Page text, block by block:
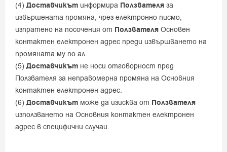
(4) Доставчикът информира Ползвателя за
извършената промяна, чрез електронно писмо,
изпратено на посочения от Ползвателя Основен
контактен електронен адрес преди извършването на
промяната му по ал.
(5) Доставчикът не носи отговорност пред
Ползвателя за неправомерна промяна на Основния
контактен електронен адрес.
(6) Доставчикът може да изисква от Ползвателя
използването на Основния контактен електронен
адрес в специфични случаи.